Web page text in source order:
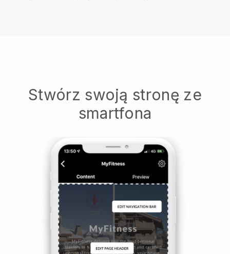
Stwórz swoją stronę ze
smartfona